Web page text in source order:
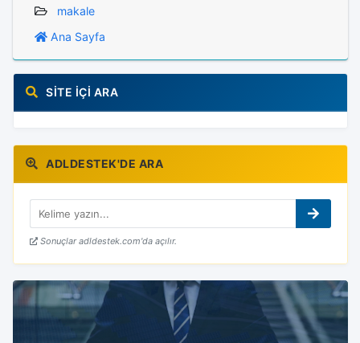
makale
Ana Sayfa
SITE İÇI ARA
ADLDESTEK'DE ARA
Sonuçlar adldestek.com'da açılır.